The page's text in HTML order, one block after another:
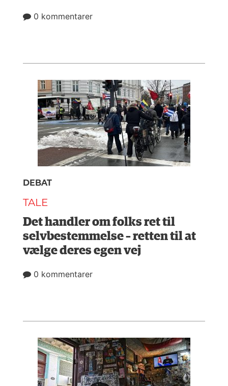
0 kommentarer
DEBAT
TALE
Det handler om folks ret til
selvbestemmelse – retten til at
vælge deres egen vej
0 kommentarer